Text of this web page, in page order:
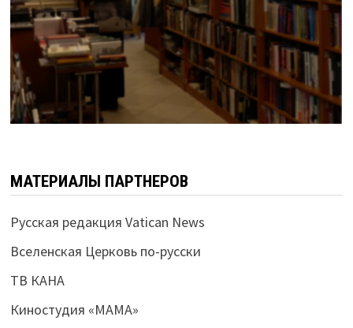
МАТЕРИАЛЫ ПАРТНЕРОВ
Русская редакция Vatican News
Вселенская Церковь по-русски
ТВ КАНА
Киностудия «МАМА»